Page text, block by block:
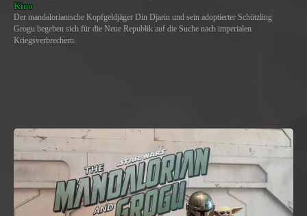
Kino
Der mandalorianische Kopfgeldjäger Din Djarin und sein adoptierter Schützling
Grogu begeben sich für die Neue Republik auf die Suche nach imperialen
Kriegsverbrechern.